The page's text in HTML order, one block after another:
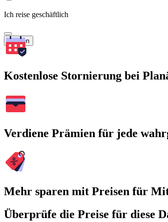
Ich reise geschäftlich
Suchen
Kostenlose Stornierung bei
Verdiene Prämien für jede
Mehr sparen mit Preisen für
Überprüfe die Preise für diese